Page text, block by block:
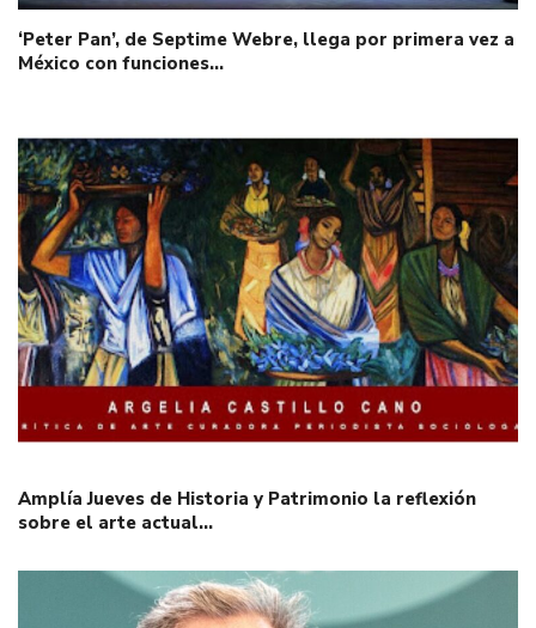
‘Peter Pan’, de Septime Webre, llega por primera vez a
México con funciones…
Amplía Jueves de Historia y Patrimonio la reflexión
sobre el arte actual…